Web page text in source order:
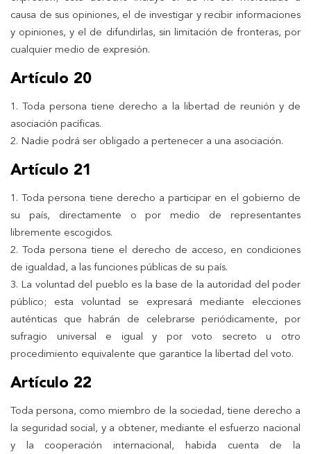
causa de sus opiniones, el de investigar y recibir informaciones
y opiniones, y el de difundirlas, sin limitación de fronteras, por
cualquier medio de expresión.
Artículo 20
1. Toda persona tiene derecho a la libertad de reunión y de
asociación pacíficas.
2. Nadie podrá ser obligado a pertenecer a una asociación.
Artículo 21
1. Toda persona tiene derecho a participar en el gobierno de
su país, directamente o por medio de representantes
libremente escogidos.
2. Toda persona tiene el derecho de acceso, en condiciones
de igualdad, a las funciones públicas de su país.
3. La voluntad del pueblo es la base de la autoridad del poder
público; esta voluntad se expresará mediante elecciones
auténticas que habrán de celebrarse periódicamente, por
sufragio universal e igual y por voto secreto u otro
procedimiento equivalente que garantice la libertad del voto.
Artículo 22
Toda persona, como miembro de la sociedad, tiene derecho a
la seguridad social, y a obtener, mediante el esfuerzo nacional
y la cooperación internacional, habida cuenta de la